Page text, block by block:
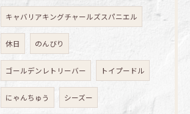
キャバリアキングチャールズスパニエル
休日 のんびり
ゴールデンレトリーバー トイプードル
にゃんちゅう シーズー